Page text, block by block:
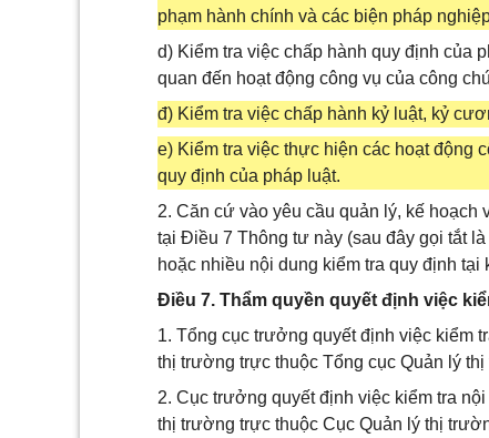
phạm hành chính và các biện pháp
d) Kiểm tra việc chấp hành quy định của
quan đến hoạt động công vụ của công
đ) Kiểm tra việc chấp hành kỷ luật, kỷ
e) Kiểm tra việc thực hiện các hoạt động
quy định của pháp luật.
2. Căn cứ vào yêu cầu quản lý, kế
tại Điều 7 Thông tư này (sau đây gọi tắt
hoặc nhiều nội dung kiểm tra quy định tại
Điều 7. Thẩm quyền quyết định việc
1. Tổng cục trưởng quyết định việc kiểm
thị trường trực thuộc Tổng cục Quản lý
2. Cục trưởng quyết định việc kiểm tra
thị trường trực thuộc Cục Quản lý thị